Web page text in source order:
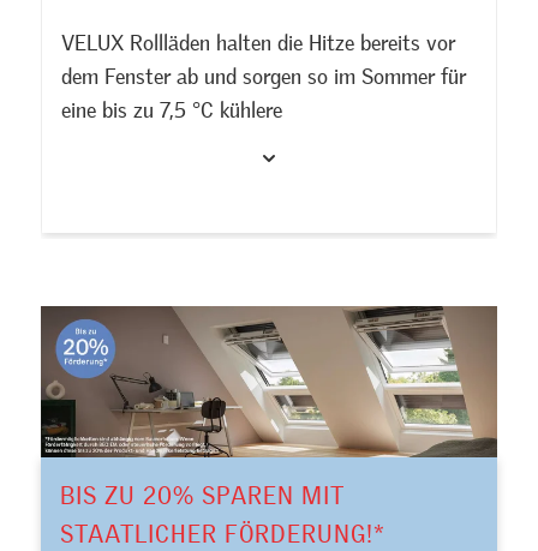
VELUX Rollläden halten die Hitze bereits vor
dem Fenster ab und sorgen so im Sommer für
eine bis zu 7,5 °C kühlere
BIS ZU 20% SPAREN MIT
STAATLICHER FÖRDERUNG!*